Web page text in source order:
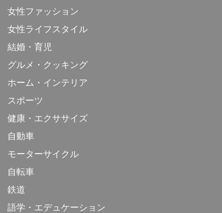
女性ファッション
女性ライフスタイル
結婚・育児
グルメ・クッキング
ホーム・インテリア
スポーツ
健康・エクササイズ
自動車
モーターサイクル
自転車
鉄道
語学・エデュケーション